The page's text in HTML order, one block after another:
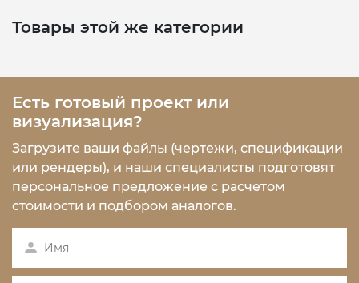
Товары этой же категории
Есть готовый проект или
визуализация?
Загрузите ваши файлы (чертежи, спецификации
или рендеры), и наши специалисты подготовят
персональное предложение с расчетом
стоимости и подбором аналогов.